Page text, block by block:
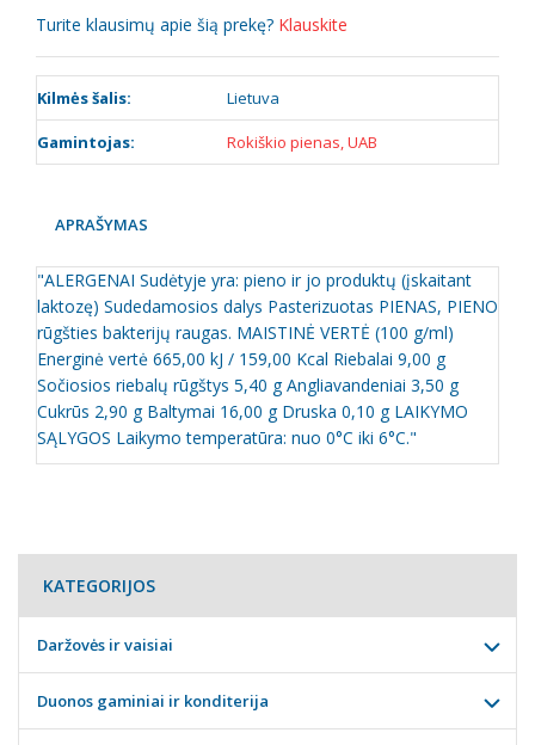
Turite klausimų apie šią prekę? Klauskite
Kilmės šalis: Lietuva
Gamintojas: Rokiškio pienas, UAB
APRAŠYMAS
"ALERGENAI Sudėtyje yra: pieno ir jo produktų (įskaitant
laktozę) Sudedamosios dalys Pasterizuotas PIENAS, PIENO
rūgšties bakterijų raugas. MAISTINĖ VERTĖ (100 g/ml)
Energinė vertė 665,00 kJ / 159,00 Kcal Riebalai 9,00 g
Sočiosios riebalų rūgštys 5,40 g Angliavandeniai 3,50 g
Cukrūs 2,90 g Baltymai 16,00 g Druska 0,10 g LAIKYMO
SĄLYGOS Laikymo temperatūra: nuo 0°C iki 6°C."
KATEGORIJOS
Daržovės ir vaisiai
Duonos gaminiai ir konditerija